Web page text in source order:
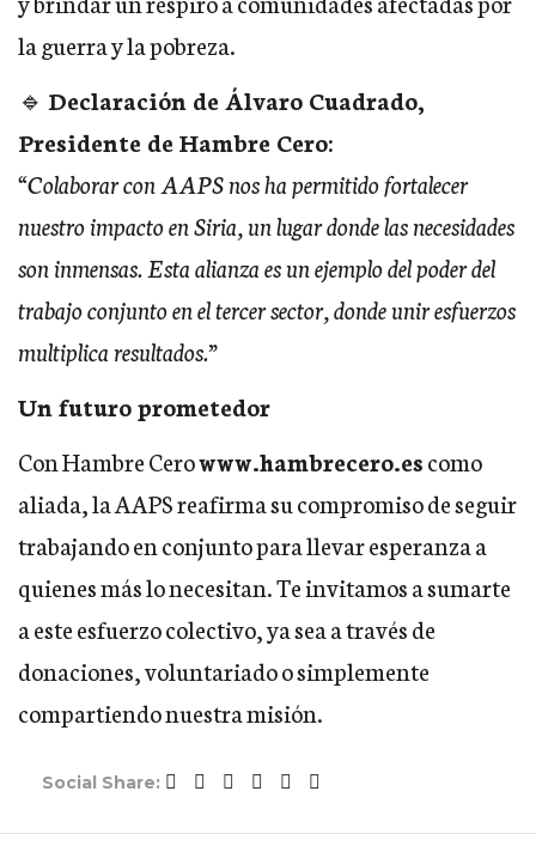
la guerra y la pobreza.
🔹 Declaración de Álvaro Cuadrado,
Presidente de Hambre Cero:
“Colaborar con AAPS nos ha permitido fortalecer
nuestro impacto en Siria, un lugar donde las necesidades
son inmensas. Esta alianza es un ejemplo del poder del
trabajo conjunto en el tercer sector, donde unir esfuerzos
multiplica resultados.”
Un futuro prometedor
Con Hambre Cerowww.hambrecero.escomo
aliada, la AAPS reafirma su compromiso de seguir
trabajando en conjunto para llevar esperanza a
quienes más lo necesitan. Te invitamos a sumarte
a este esfuerzo colectivo, ya sea a través de
donaciones, voluntariado o simplemente
compartiendo nuestra misión.
Social Share: